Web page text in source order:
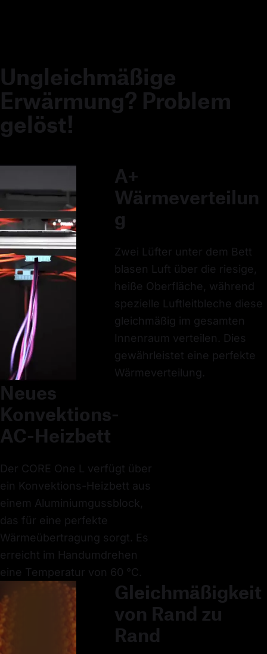
Ungleichmäßige
Erwärmung? Problem
gelöst!
A+
Wärmeverteilun
g
Zwei Lüfter unter dem Bett
blasen Luft über die riesige,
heiße Oberfläche, während
spezielle Luftleitbleche diese
gleichmäßig im gesamten
Innenraum verteilen. Dies
gewährleistet eine perfekte
Wärmeverteilung.
Neues
Konvektions-
AC-Heizbett
Der CORE One L verfügt über
ein Konvektions-Heizbett aus
einem Aluminiumgussblock,
das für eine perfekte
Wärmeübertragung sorgt. Es
erreicht im Handumdrehen
eine Temperatur von 60 °C.
Gleichmäßigkeit
von Rand zu
Rand